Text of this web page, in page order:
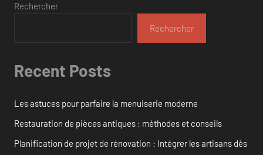
Rechercher
Rechercher
Recent Posts
Les astuces pour parfaire la menuiserie moderne
Restauration de pièces antiques : méthodes et conseils
Planification de projet de rénovation : Intégrer les artisans dès